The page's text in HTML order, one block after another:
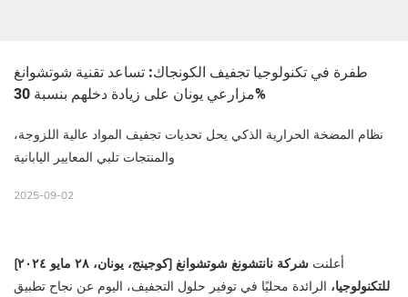
طفرة في تكنولوجيا تجفيف الكونجاك: تساعد تقنية شوتشوانغ
مزارعي يونان على زيادة دخلهم بنسبة 30%
نظام المضخة الحرارية الذكي يحل تحديات تجفيف المواد عالية اللزوجة،
والمنتجات تلبي المعايير اليابانية
2025-09-02
[كوجينج، يونان، ٢٨ مايو ٢٠٢٤] أعلنت شركة نانتشونغ شوتشوانغ
للتكنولوجيا، الرائدة محليًا في توفير حلول التجفيف، اليوم عن نجاح تطبيق